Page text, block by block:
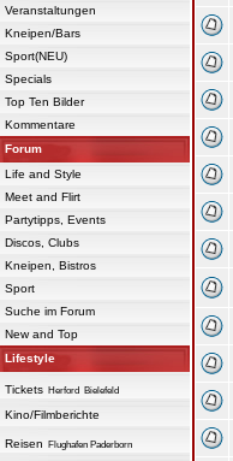
Veranstaltungen
Kneipen/Bars
Sport(NEU)
Specials
Top Ten Bilder
Kommentare
Forum
Life and Style
Meet and Flirt
Partytipps, Events
Discos, Clubs
Kneipen, Bistros
Sport
Suche im Forum
New and Top
Lifestyle
Tickets Herford Bielefeld
Kino/Filmberichte
Reisen Flughafen Paderborn